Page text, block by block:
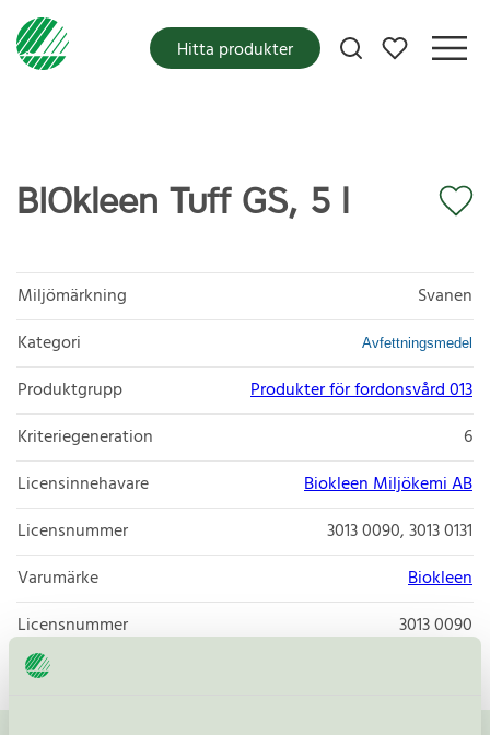
Mina favoriter
Hitta produkter
BIOkleen Tuff GS, 5 l
Miljömärkning
Svanen
Kategori
Avfettningsmedel
Produktgrupp
Produkter för fordonsvård 013
Kriteriegeneration
6
Licensinnehavare
Biokleen Miljökemi AB
Licensnummer
3013 0090, 3013 0131
Varumärke
Biokleen
Licensnummer
3013 0090